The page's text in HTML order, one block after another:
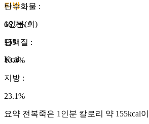
지방
1인분(회)
155
Kcal
탄수화물 :
66.7%
단백질 :
10.3%
지방 :
23.1%
요약 전복죽은 1인분 칼로리 약 155kcal